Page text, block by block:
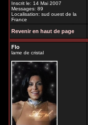
Inscrit le: 14 Mai 2007
Messages: 89
Localisation: sud ouest de la
France
Revenir en haut de page
Flo
lame de cristal